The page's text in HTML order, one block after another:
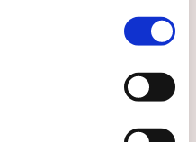
cirka 120
uniformerad polis
när det gäller
plats, kritiseras för att inte
kan fortgå för öppen ridå.